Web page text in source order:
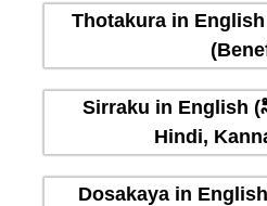
Thotakura in
Sirraku in English
Hindi,
Dosakaya in